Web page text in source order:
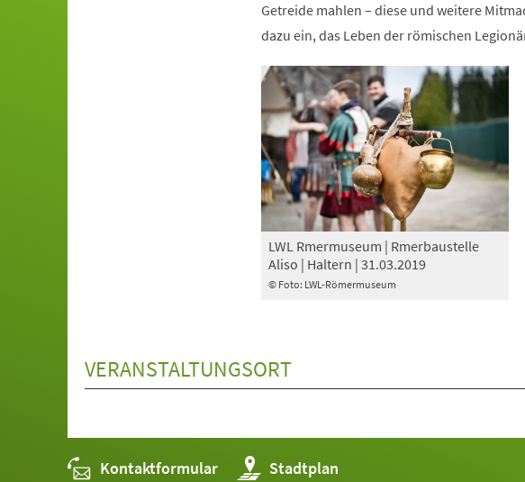
Getreide mahlen – diese und weitere
dazu ein, das Leben der römischen
© Foto: LWL-Römermuseum
LWL Rmermuseum | Rmerbaustelle
Aliso | Haltern | 31.03.2019
VERANSTALTUNGSORT
Kontaktformular Stadtplan
(Öffnet